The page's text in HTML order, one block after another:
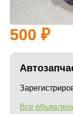
500
Все